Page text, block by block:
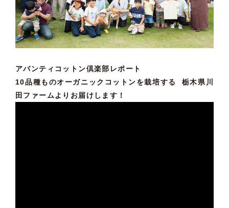
アバンティコットン倶楽部レポート
10品種ものオーガニックコットンを栽培する 栃木県川
田ファームよりお届けします！